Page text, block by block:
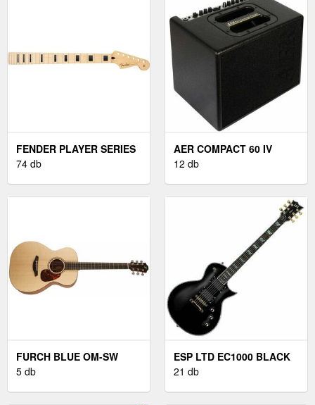
FENDER PLAYER SERIES
22 JUHARFA GITÁR NYAK
74 db
AER COMPACT 60 IV
AKUSZTIKUS
12 db
FURCH BLUE OM-SW
CNR ACTIVE
5 db
ESP LTD EC1000 BLACK
ELEKTROMOS GITÁR
21 db